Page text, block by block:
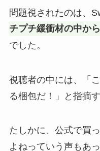
問題視されたのは、
チプチ緩衝材の中か
でした。
視聴者の中には、「
る梱包だ！」と指摘
たしかに、公式で買
よねっていう声もあ